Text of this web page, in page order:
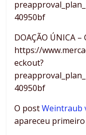
40950bf
DOAÇÃO ÚNICA –
https://
eckout?
40950bf
O postWeintraub
apareceu primeiro